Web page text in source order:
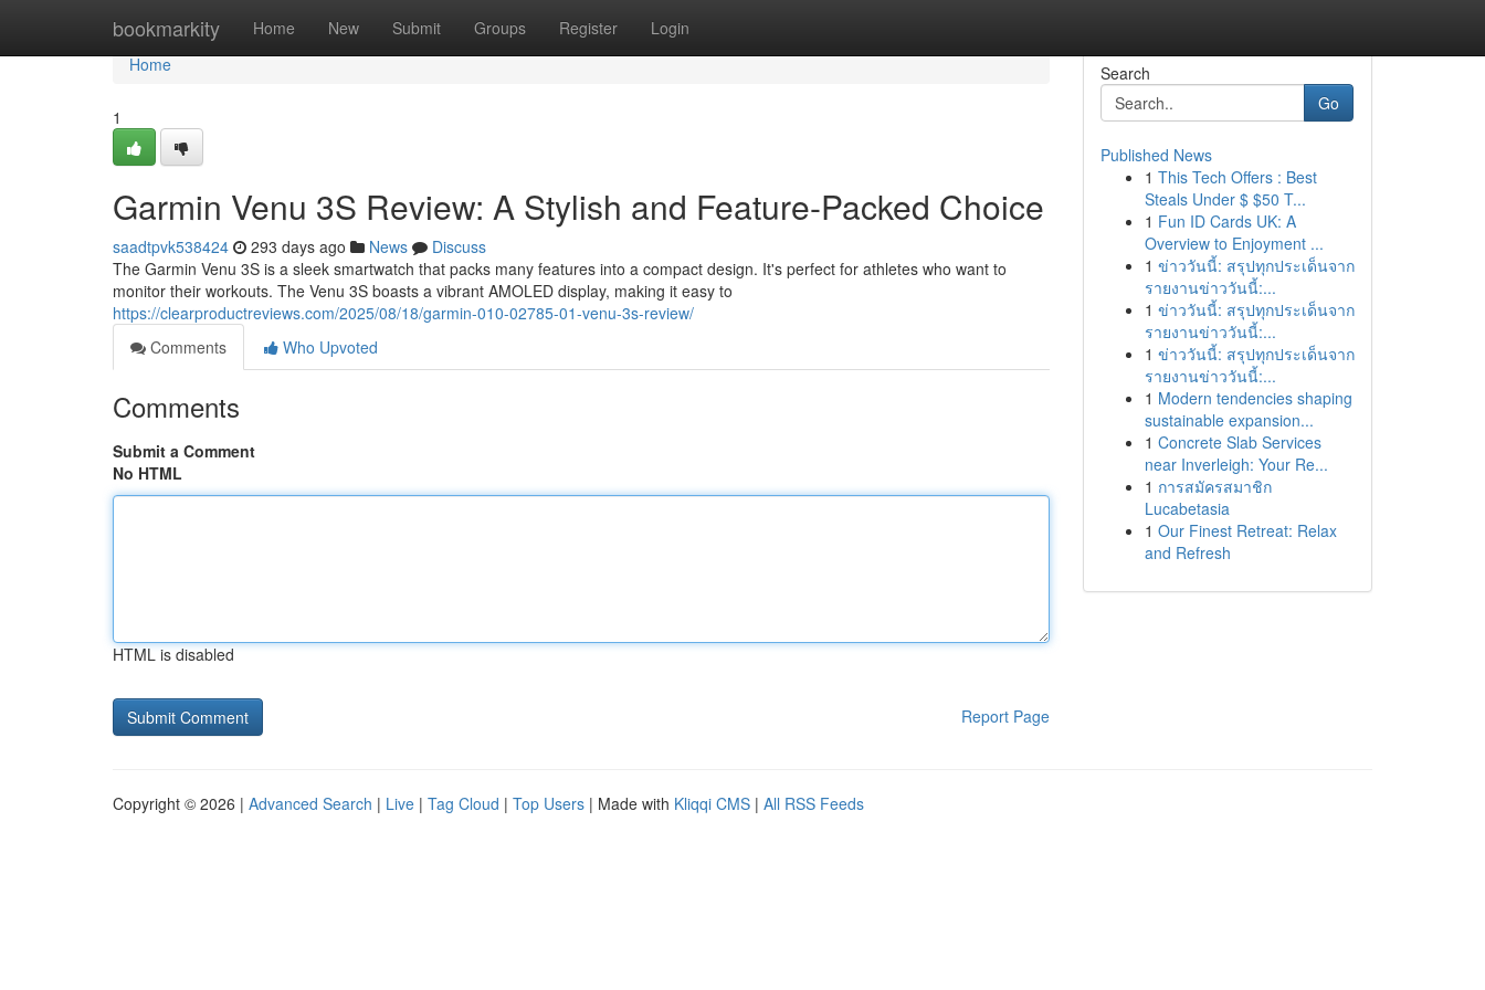
bookmarkity Home New Submit Groups Register Login
Home
Home
1
Garmin Venu 3S Review: A Stylish and Feature-Packed Choice
saadtpvk538424 293 days ago News
Discuss
The Garmin Venu 3S is a sleek smartwatch that packs many features into a compact design. It's perfect for athletes who want to
monitor their workouts. The Venu 3S boasts a vibrant AMOLED display, making it easy to
https://clearproductreviews.com/2025/08/18/garmin-010-02785-01-venu-3s-review/
Comments
Who Upvoted
Comments
Submit a Comment
No HTML
HTML is disabled
Report Page
Search
Go
Published News
1 This Tech Offers : Best
Steals Under $ $50 T...
1 Fun ID Cards UK: A
Overview to Enjoyment ...
1 ข่าววันนี้: สรุปทุกประเด็นจาก
รายงานข่าววันนี้:...
1 ข่าววันนี้: สรุปทุกประเด็นจาก
รายงานข่าววันนี้:...
1 ข่าววันนี้: สรุปทุกประเด็นจาก
รายงานข่าววันนี้:...
1 Modern tendencies shaping
sustainable expansion...
1 Concrete Slab Services
near Inverleigh: Your Re...
1 การสมัครสมาชิก
Lucabetasia
1 Our Finest Retreat: Relax
and Refresh
Copyright © 2026 | Advanced Search | Live | Tag Cloud | Top Users | Made with Kliqqi CMS | All RSS Feeds